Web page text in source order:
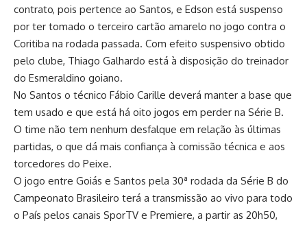
contrato, pois pertence ao Santos, e Edson está suspenso
por ter tomado o terceiro cartão amarelo no jogo contra o
Coritiba na rodada passada. Com efeito suspensivo obtido
pelo clube, Thiago Galhardo está à disposição do treinador
do Esmeraldino goiano.
No Santos o técnico Fábio Carille deverá manter a base que
tem usado e que está há oito jogos em perder na Série B.
O time não tem nenhum desfalque em relação às últimas
partidas, o que dá mais confiança à comissão técnica e aos
torcedores do Peixe.
O jogo entre Goiás e Santos pela 30ª rodada da Série B do
Campeonato Brasileiro terá a transmissão ao vivo para todo
o País pelos canais SporTV e Premiere, a partir as 20h50,